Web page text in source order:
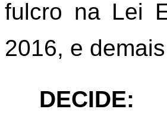
fulcro na Lei
2016, e
DECIDE: